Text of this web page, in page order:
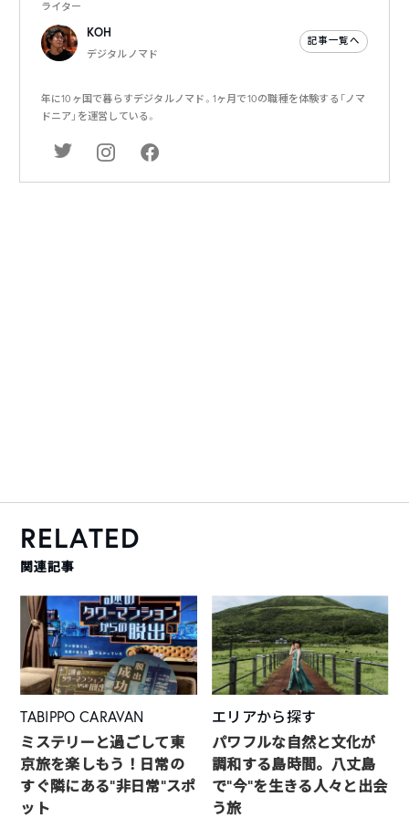
ライター
KOH
デジタルノマド
記事一覧へ
年に10ヶ国で暮らすデジタルノマド。1ヶ月で10の職種を体験する「ノマ
ドニア」を運営している。
RELATED
関連記事
TABIPPO CARAVAN
ミステリーと過ごして東
京旅を楽しもう！日常の
すぐ隣にある”非日常”スポ
ット
エリアから探す
パワフルな自然と文化が
調和する島時間。八丈島
で“今”を生きる人々と出会
う旅